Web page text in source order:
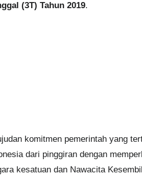
(3T) Tahun 2019.
komitmen pemerintah yang
dari pinggiran dengan
kesatuan dan Nawacita